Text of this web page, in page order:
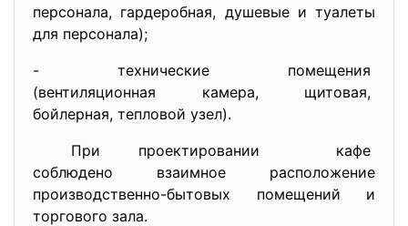
персонала, гардеробная, душевые и туалеты
для персонала);
- технические помещения
(вентиляционная камера, щитовая,
бойлерная, тепловой узел).
При проектировании кафе
соблюдено взаимное расположение
производственно-бытовых помещений и
торгового зала.